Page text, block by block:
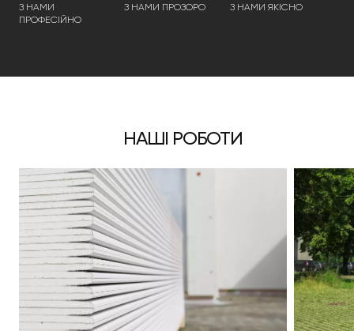
З НАМИ
ПРОФЕСІЙНО
З НАМИ ПРОЗОРО З НАМИ ЯКІСНО
НАШІ РОБОТИ